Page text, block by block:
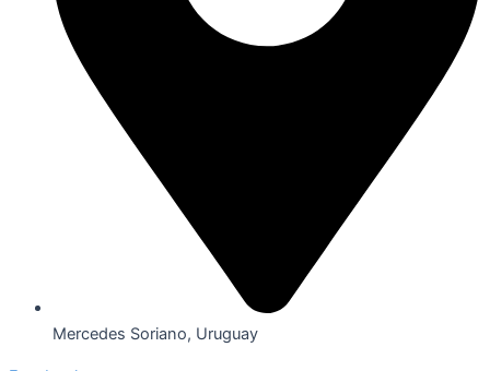
Mercedes Soriano, Uruguay